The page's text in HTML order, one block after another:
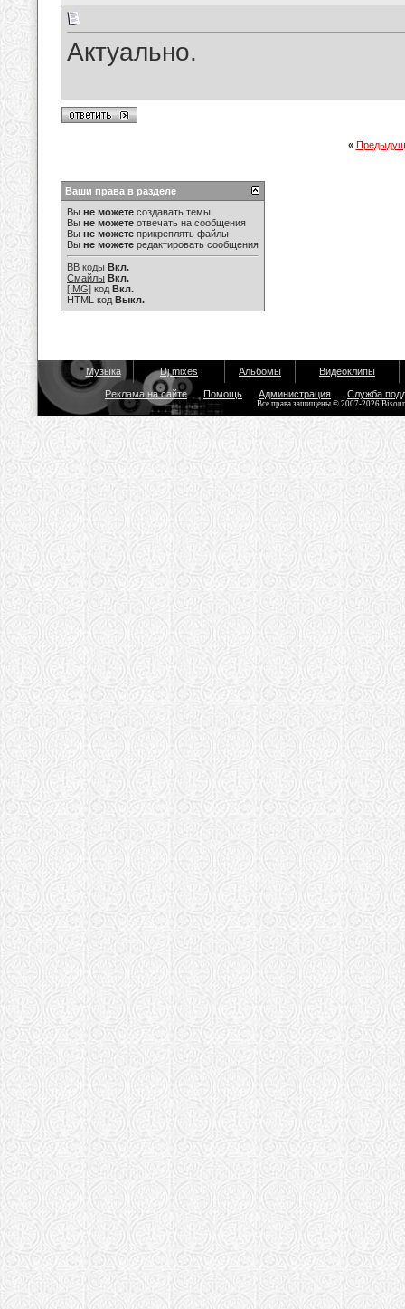
Актуально.
«
Ваши права в разделе
Вы не можете создавать темы
Вы не можете отвечать на сообщения
Вы не можете прикреплять файлы
Вы не можете редактировать сообщения
BB коды Вкл.
Смайлы Вкл.
[IMG] код Вкл.
HTML код Выкл.
Музыка Dj mixes Альбомы Видеоклипы
Реклама на сайте Помощь Администрация Служба
Все права защищены © 2007-2026